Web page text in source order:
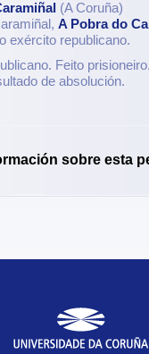
(A Coruña)
A Pobra do
exército republicano.
Feito
de absolución.
sobre esta